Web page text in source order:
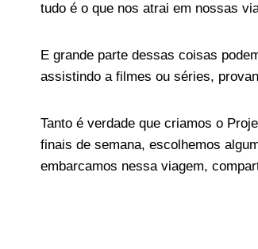
tudo é o que nos atrai em nossas
E grande parte dessas coisas
assistindo a filmes ou séries,
Tanto é verdade que criamos o
finais de semana, escolhemos
embarcamos nessa viagem,